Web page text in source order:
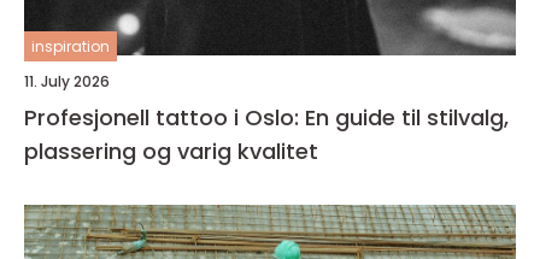
inspiration
11. July 2026
Profesjonell tattoo i Oslo: En guide til stilvalg,
plassering og varig kvalitet